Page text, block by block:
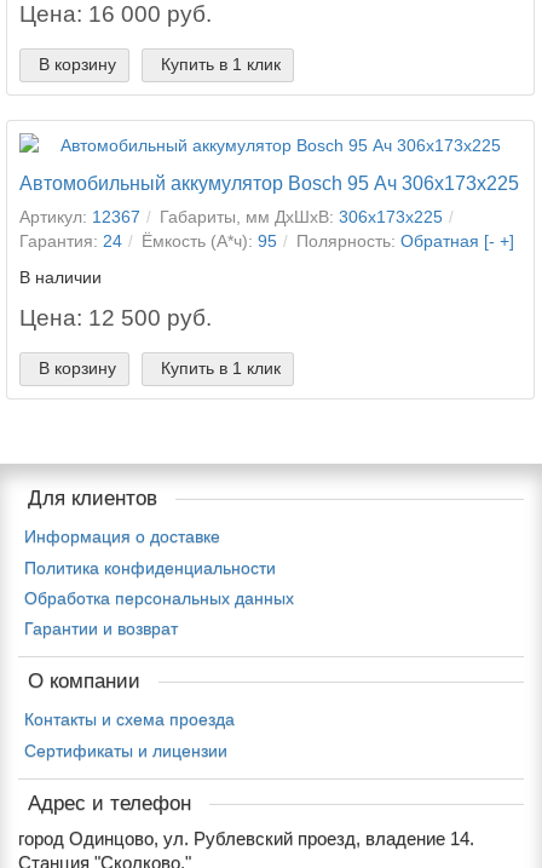
Цена: 16 000 руб.
В корзину Купить в 1 клик
Автомобильный аккумулятор Bosch 95 Ач 306x173x225
Артикул: 12367 Габариты, мм ДхШхВ: 306x173x225
Гарантия: 24 Ёмкость (А*ч): 95 Полярность: Обратная [- +]
В наличии
Цена: 12 500 руб.
В корзину Купить в 1 клик
Для клиентов
Информация о доставке
Политика конфиденциальности
Обработка персональных данных
Гарантии и возврат
О компании
Контакты и схема проезда
Сертификаты и лицензии
Адрес и телефон
город Одинцово, ул. Рублевский проезд, владение 14.
Станция "Сколково."